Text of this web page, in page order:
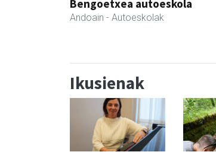
Bengoetxea autoeskola
Andoain - Autoeskolak
Ikusienak